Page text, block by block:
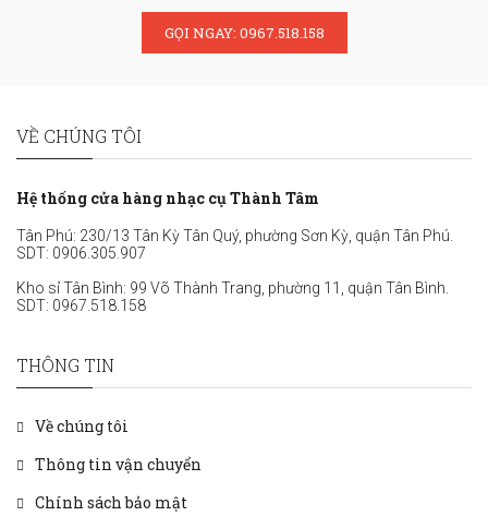
GỌI NGAY: 0967.518.158
VỀ CHÚNG TÔI
Hệ thống cửa hàng nhạc cụ Thành Tâm
Tân Phú: 230/13 Tân Kỳ Tân Quý, phường Sơn Kỳ, quận Tân Phú.
SDT: 0906.305.907
Kho sỉ Tân Bình: 99 Võ Thành Trang, phường 11, quận Tân Bình.
SDT: 0967.518.158
THÔNG TIN
Về chúng tôi
Thông tin vận chuyển
Chính sách bảo mật